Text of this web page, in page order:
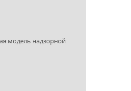
модель надзорной